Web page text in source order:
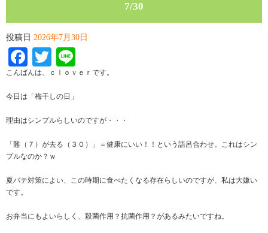
7/30
投稿日 2026年7月30日
Facebook
Twitter
こんばんは、ｃｌｏｖｅｒです。
今日は「梅干しの日」
理由はシンプルらしいのですが・・・
「難（７）が去る（３０）」＝健康にいい！！という語呂合わせ。これはシン
プルなのか？ｗ
夏バテ対策によい、この時期に食べたくなる存在らしいのですが、私は大嫌い
です。
お弁当にもよいらしく、殺菌作用？抗菌作用？があるみたいですね。